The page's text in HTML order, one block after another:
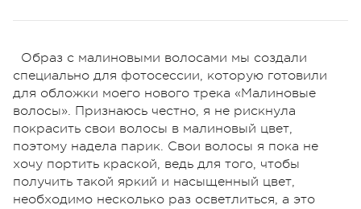
Образ с малиновыми волосами мы создали
специально для фотосессии, которую готовили
для обложки моего нового трека «Малиновые
волосы». Признаюсь честно, я не рискнула
покрасить свои волосы в малиновый цвет,
поэтому надела парик. Свои волосы я пока не
хочу портить краской, ведь для того, чтобы
получить такой яркий и насыщенный цвет,
необходимо несколько раз осветлиться, а это